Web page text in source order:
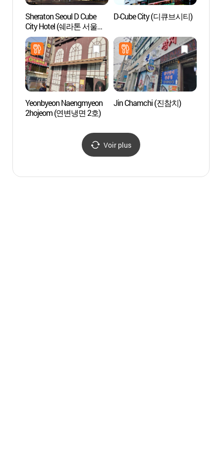
Sheraton Seoul D Cube
City Hotel (쉐라톤 서울
디큐브시티 호텔)
D-Cube City (디큐브시티)
Yeonbyeon Naengmyeon
2hojeom (연변냉면 2호)
Jin Chamchi (진참치)
Voir plus